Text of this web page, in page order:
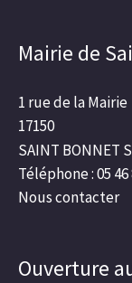
Mairie de
1 rue de la Mairie
17150
SAINT BONNET
Téléphone : 05 46
Nous contacter
Ouverture